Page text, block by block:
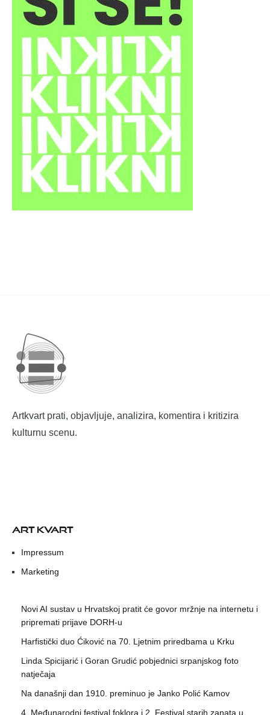
Artkvart prati, objavljuje, analizira, komentira i kritizira
kulturnu scenu.
ART KVART
Impressum
Marketing
Novi AI sustav u Hrvatskoj pratit će govor mržnje na internetu i
pripremati prijave DORH-u
Harfistički duo Ćiković na 70. Ljetnim priredbama u Krku
Linda Spicijarić i Goran Grudić pobjednici srpanjskog foto
natječaja
Na današnji dan 1910. preminuo je Janko Polić Kamov
4. Međunarodni festival foklora i 2. Festival starih zanata u